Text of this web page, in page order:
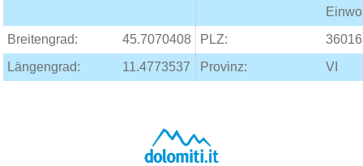
Breitengrad:
45.7070408 PLZ:
36016
Längengrad:
11.4773537 Provinz: VI